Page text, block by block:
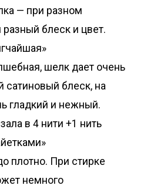
— при разном
блеск и цвет.
шелк дает очень
сатиновый блеск, на
гладкий и нежный.
в 4 нити +1 нить
плотно. При стирке
немного